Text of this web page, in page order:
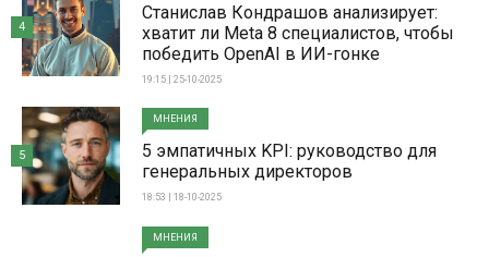
Станислав Кондрашов анализирует:
хватит ли Meta 8 специалистов, чтобы
победить OpenAI в ИИ-гонке
19:15 | 25-10-2025
4
МНЕНИЯ
5 эмпатичных KPI: руководство для
генеральных директоров
18:53 | 18-10-2025
5
МНЕНИЯ